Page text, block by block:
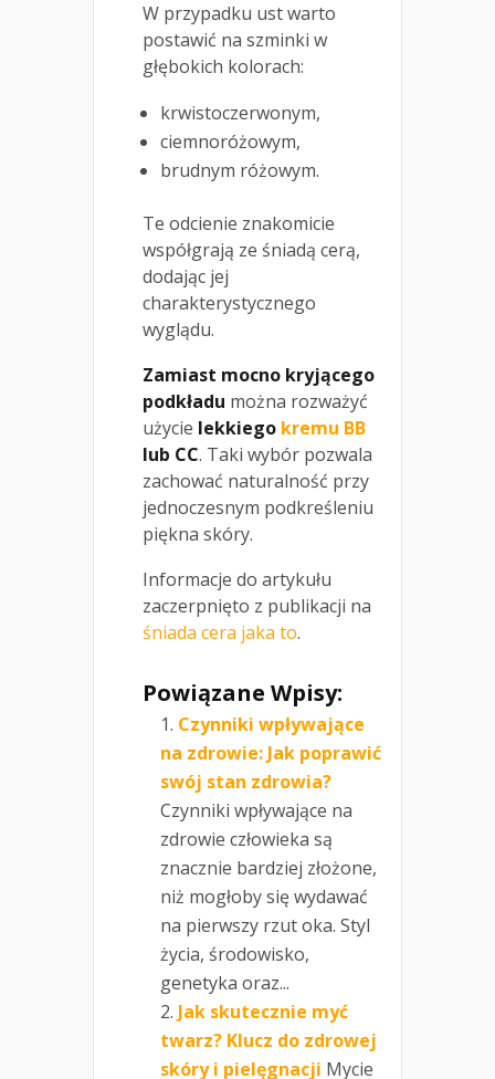
W przypadku ust warto
postawić na szminki w
głębokich kolorach:
krwistoczerwonym,
ciemnoróżowym,
brudnym różowym.
Te odcienie znakomicie
współgrają ze śniadą cerą,
dodając jej
charakterystycznego
wyglądu.
Zamiast mocno kryjącego
podkładu można rozważyć
użycie lekkiego kremu BB
lub CC. Taki wybór pozwala
zachować naturalność przy
jednoczesnym podkreśleniu
piękna skóry.
Informacje do artykułu
zaczerpnięto z publikacji na
śniada cera jaka to.
Powiązane Wpisy:
Czynniki wpływające
na zdrowie: Jak poprawić
swój stan zdrowia?
Czynniki wpływające na
zdrowie człowieka są
znacznie bardziej złożone,
niż mogłoby się wydawać
na pierwszy rzut oka. Styl
życia, środowisko,
genetyka oraz...
Jak skutecznie myć
twarz? Klucz do zdrowej
skóry i pielęgnacji Mycie